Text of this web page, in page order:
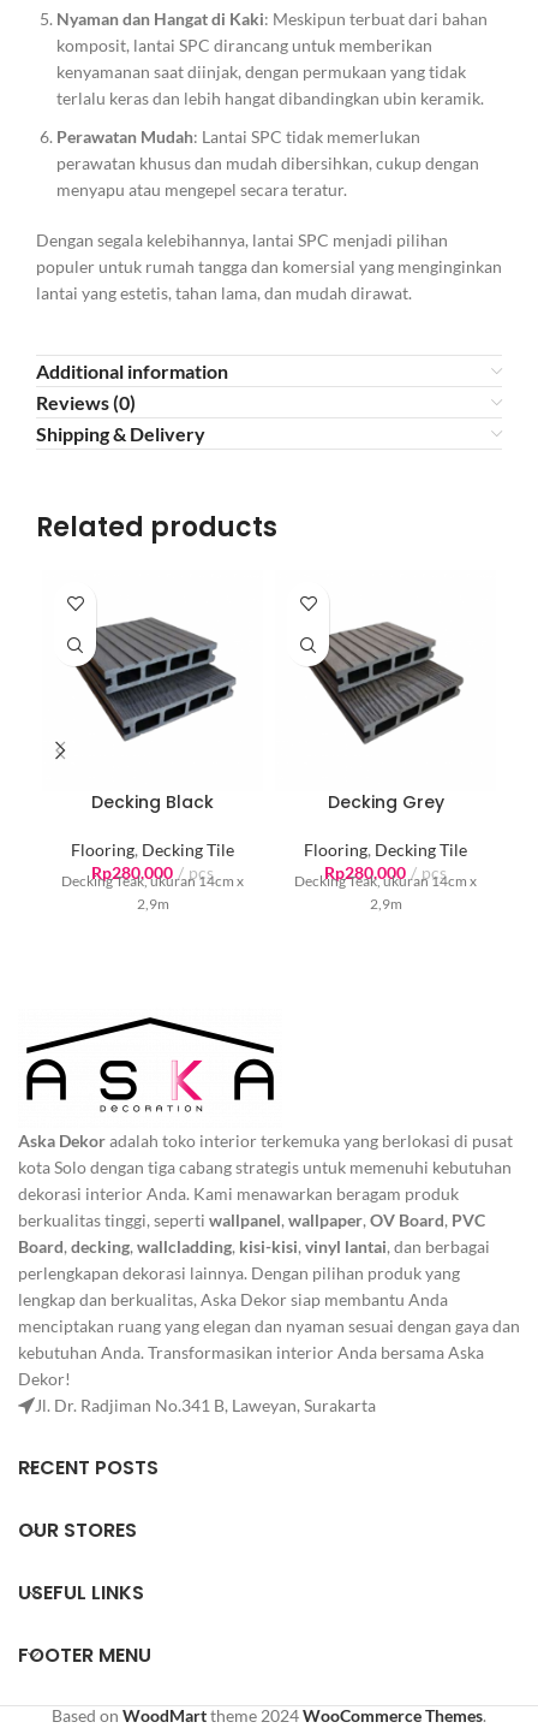
Nyaman dan Hangat di Kaki: Meskipun terbuat dari bahan
komposit, lantai SPC dirancang untuk memberikan
kenyamanan saat diinjak, dengan permukaan yang tidak
terlalu keras dan lebih hangat dibandingkan ubin keramik.
Perawatan Mudah: Lantai SPC tidak memerlukan
perawatan khusus dan mudah dibersihkan, cukup dengan
menyapu atau mengepel secara teratur.
Dengan segala kelebihannya, lantai SPC menjadi pilihan
populer untuk rumah tangga dan komersial yang menginginkan
lantai yang estetis, tahan lama, dan mudah dirawat.
Additional information
Reviews (0)
Shipping & Delivery
Related products
Decking Black
Flooring, Decking Tile
Rp280.000 pcs
Decking Teak, ukuran 14cm x
2,9m
Decking Grey
Flooring, Decking Tile
Rp280.000 pcs
Decking Teak, ukuran 14cm x
2,9m
Aska Dekoradalah toko interior terkemuka yang berlokasi di pusat
kota Solo dengan tiga cabang strategis untuk memenuhi kebutuhan
dekorasi interior Anda. Kami menawarkan beragam produk
berkualitas tinggi, seperti wallpanel, wallpaper, OV Board, PVC
Board, decking, wallcladding, kisi-kisi, vinyl lantai, dan berbagai
perlengkapan dekorasi lainnya. Dengan pilihan produk yang
lengkap dan berkualitas, Aska Dekor siap membantu Anda
menciptakan ruang yang elegan dan nyaman sesuai dengan gaya dan
kebutuhan Anda. Transformasikan interior Anda bersama Aska
Dekor!
Jl. Dr. Radjiman No.341 B, Laweyan, Surakarta
RECENT POSTS
OUR STORES
USEFUL LINKS
FOOTER MENU
Based on WoodMarttheme 2024WooCommerce Themes.